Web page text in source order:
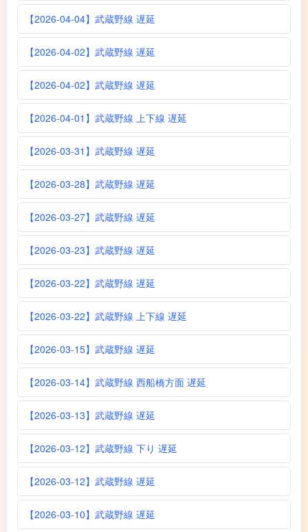
【2026-04-04】武蔵野線 遅延
【2026-04-02】武蔵野線 遅延
【2026-04-02】武蔵野線 遅延
【2026-04-01】武蔵野線 上下線 遅延
【2026-03-31】武蔵野線 遅延
【2026-03-28】武蔵野線 遅延
【2026-03-27】武蔵野線 遅延
【2026-03-23】武蔵野線 遅延
【2026-03-22】武蔵野線 遅延
【2026-03-22】武蔵野線 上下線 遅延
【2026-03-15】武蔵野線 遅延
【2026-03-14】武蔵野線 西船橋方面 遅延
【2026-03-13】武蔵野線 遅延
【2026-03-12】武蔵野線 下り 遅延
【2026-03-12】武蔵野線 遅延
【2026-03-10】武蔵野線 遅延